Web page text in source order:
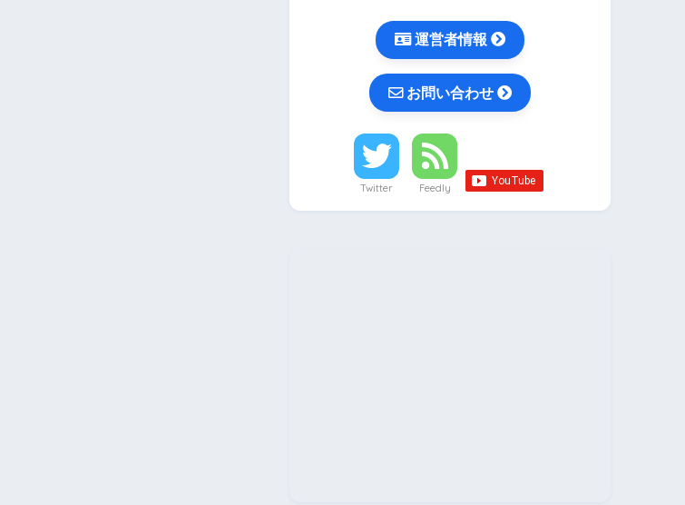
運営者情報
お問い合わせ
Twitter Feedly